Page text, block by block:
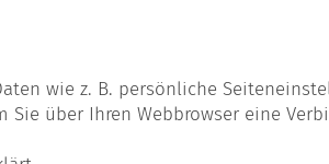
wie z. B. persönliche
über Ihren Webbrowser eine